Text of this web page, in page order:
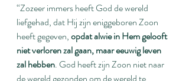
“Zozeer immers heeft God de wereld
liefgehad, dat Hij zijn eniggeboren Zoon
heeft gegeven, opdat alwie in Hem gelooft
niet verloren zal gaan, maar eeuwig leven
zal hebben. God heeft zijn Zoon niet naar
de wereld gezonden om de wereld te